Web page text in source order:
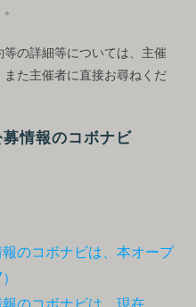
の詳細等については、主催
た主催者に直接お尋ねくだ
情報のコボナビ
のコボナビは、本オープ
のコボナビは、現在